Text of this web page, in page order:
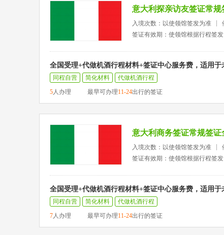
意大利探亲访友签证常规
入境次数：以使领馆签发为准
签证有效期：使领馆根据行程签发
全国受理+代做机酒行程材料+签证中心服务费，适用于
同程自营
简化材料
代做机酒行程
5人办理 最早可办理11-24出行的签证
意大利商务签证常规签证
入境次数：以使领馆签发为准
签证有效期：使领馆根据行程签发
全国受理+代做机酒行程材料+签证中心服务费，适用于
同程自营
简化材料
代做机酒行程
7人办理 最早可办理11-24出行的签证